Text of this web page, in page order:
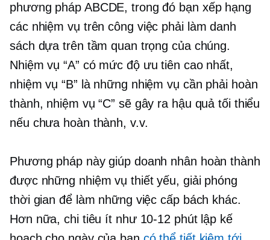
phương pháp ABCDE, trong đó bạn xếp hạng
các nhiệm vụ trêncông việc phải làm danh
sách dựa trên tầm quan trọng của chúng.
Nhiệm vụ “A” ​​có mức độ ưu tiên cao nhất,
nhiệm vụ “B” là những nhiệm vụ cần phải hoàn
thành, nhiệm vụ “C” sẽ gây ra hậu quả tối thiểu
nếu chưa hoàn thành, v.v.
Phương pháp này giúp doanh nhân hoàn thành
được những nhiệm vụ thiết yếu, giải phóng
thời gian để làm những việc cấp bách khác.
Hơn nữa, chi tiêu ít như 10-12 phút lập kế